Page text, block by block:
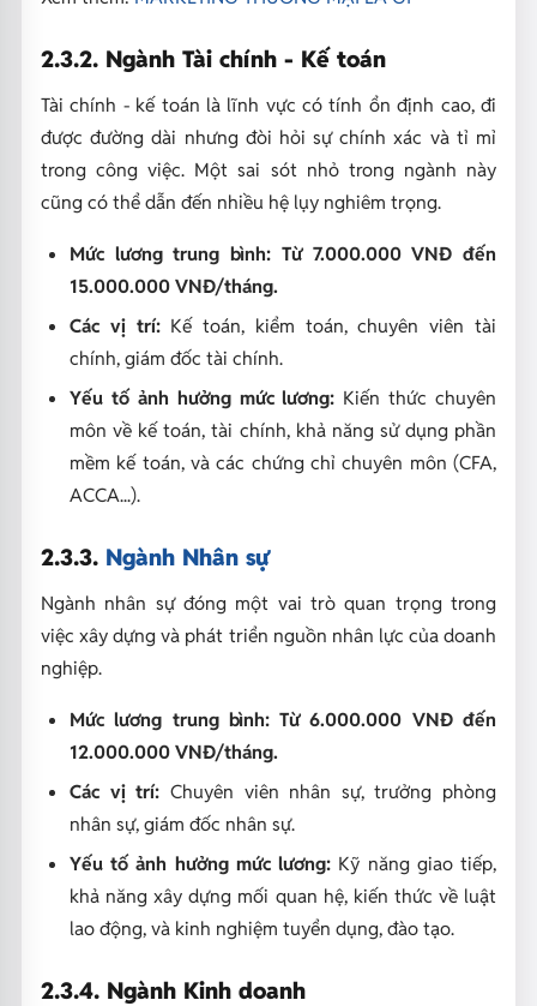
2.3.2. Ngành Tài chính - Kế toán
Tài chính - kế toán là lĩnh vực có tính ổn định cao, đi
được đường dài nhưng đòi hỏi sự chính xác và tỉ mỉ
trong công việc. Một sai sót nhỏ trong ngành này
cũng có thể dẫn đến nhiều hệ lụy nghiêm trọng.
Mức lương trung bình: Từ 7.000.000 VNĐ đến
15.000.000 VNĐ/tháng.
Các vị trí:Kế toán, kiểm toán, chuyên viên tài
chính, giám đốc tài chính.
Yếu tố ảnh hưởng mức lương: Kiến thức chuyên
môn về kế toán, tài chính, khả năng sử dụng phần
mềm kế toán, và các chứng chỉ chuyên môn (CFA,
ACCA...).
2.3.3. Ngành Nhân sự
Ngành nhân sự đóng một vai trò quan trọng trong
việc xây dựng và phát triển nguồn nhân lực của doanh
nghiệp.
Mức lương trung bình: Từ 6.000.000 VNĐ đến
12.000.000 VNĐ/tháng.
Các vị trí: Chuyên viên nhân sự, trưởng phòng
nhân sự, giám đốc nhân sự.
Yếu tố ảnh hưởng mức lương: Kỹ năng giao tiếp,
khả năng xây dựng mối quan hệ, kiến thức về luật
lao động, và kinh nghiệm tuyển dụng, đào tạo.
2.3.4. Ngành Kinh doanh